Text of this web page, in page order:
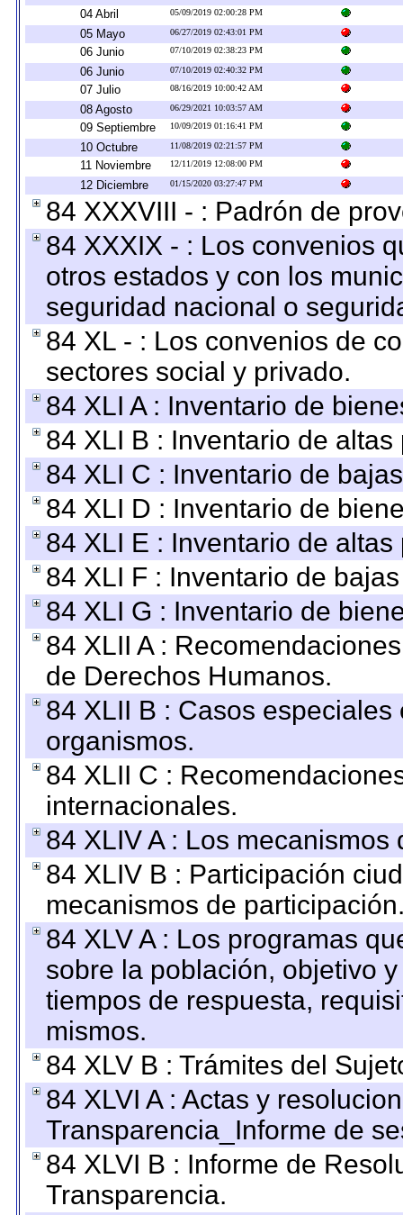
04 Abril
05/09/2019 02:00:28 PM
05 Mayo 06/27/2019 02:43:01 PM
06 Junio 07/10/2019 02:38:23 PM
06 Junio 07/10/2019 02:40:32 PM
07 Julio 08/16/2019 10:00:42 AM
08 Agosto 06/29/2021 10:03:57 AM
09 Septiembre 10/09/2019 01:16:41 PM
10 Octubre 11/08/2019 02:21:57 PM
11 Noviembre 12/11/2019 12:08:00 PM
12 Diciembre 01/15/2020 03:27:47 PM
84 XXXVIII - : Padrón de
84 XXXIX - : Los convenios
otros estados y con los
seguridad nacional o
84 XL - : Los convenios de
sectores social y privado.
84 XLI A : Inventario de
84 XLI B : Inventario de
84 XLI C : Inventario de
84 XLI D : Inventario de
84 XLI E : Inventario de
84 XLI F : Inventario de
84 XLI G : Inventario de
84 XLII A :
de Derechos Humanos.
84 XLII B : Casos
organismos.
84 XLII C :
internacionales.
84 XLIV A : Los
84 XLIV B : Participación
mecanismos de
84 XLV A : Los programas
sobre la población, objetivo
tiempos de respuesta,
mismos.
84 XLV B : Trámites del
84 XLVI A : Actas y
Transparencia_Informe de
84 XLVI B : Informe de
Transparencia.